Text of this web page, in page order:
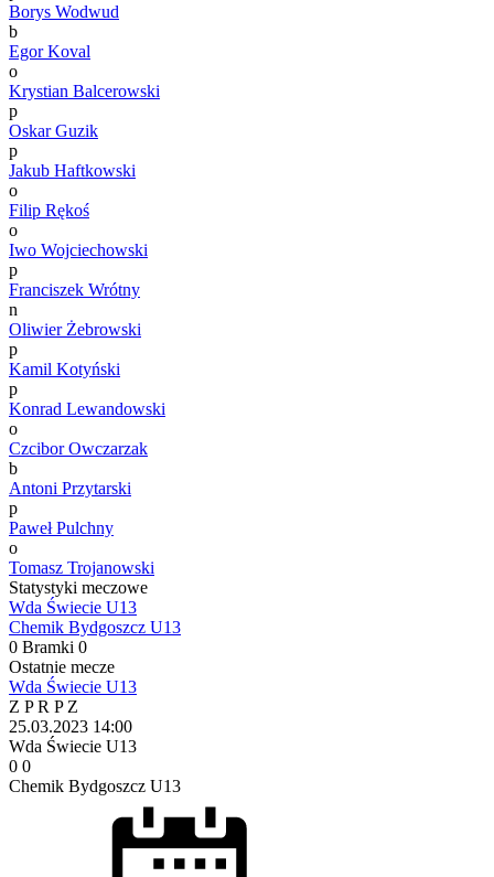
Borys Wodwud
b
Egor Koval
o
Krystian Balcerowski
p
Oskar Guzik
p
Jakub Haftkowski
o
Filip Rękoś
o
Iwo Wojciechowski
p
Franciszek Wrótny
n
Oliwier Żebrowski
p
Kamil Kotyński
p
Konrad Lewandowski
o
Czcibor Owczarzak
b
Antoni Przytarski
p
Paweł Pulchny
o
Tomasz Trojanowski
Statystyki meczowe
Wda Świecie U13
Chemik Bydgoszcz U13
0 Bramki 0
Ostatnie mecze
Wda Świecie U13
Z PR PZ
25.03.2023 14:00
Wda Świecie U13
0 0
Chemik Bydgoszcz U13